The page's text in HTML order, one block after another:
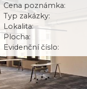
Cena poznámka:
Typ zakázky:
Lokalita:
Plocha:
Evidenční číslo: